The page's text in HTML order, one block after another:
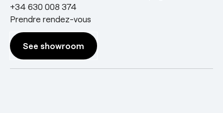
+34 630 008 374
Prendre rendez-vous
See showroom